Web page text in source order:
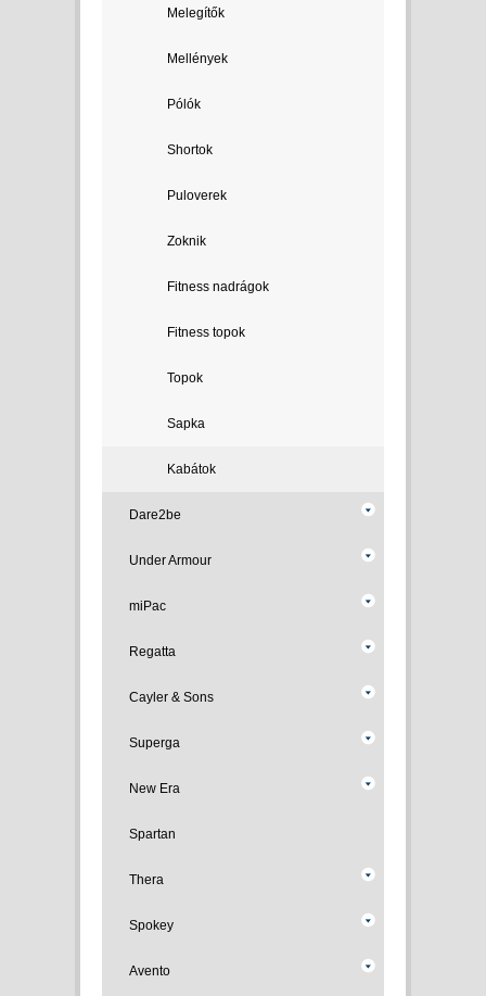
Melegítők
Mellények
Pólók
Shortok
Puloverek
Zoknik
Fitness nadrágok
Fitness topok
Topok
Sapka
Kabátok
Dare2be
Under Armour
miPac
Regatta
Cayler & Sons
Superga
New Era
Spartan
Thera
Spokey
Avento